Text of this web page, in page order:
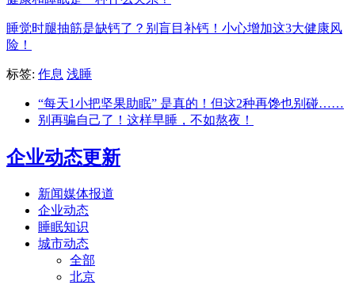
睡觉时腿抽筋是缺钙了？别盲目补钙！小心增加这3大健康风
险！
标签: 作息 浅睡
“每天1小把坚果助眠” 是真的！但这2种再馋也别碰……
别再骗自己了！这样早睡，不如熬夜！
企业动态更新
新闻媒体报道
企业动态
睡眠知识
城市动态
全部
北京